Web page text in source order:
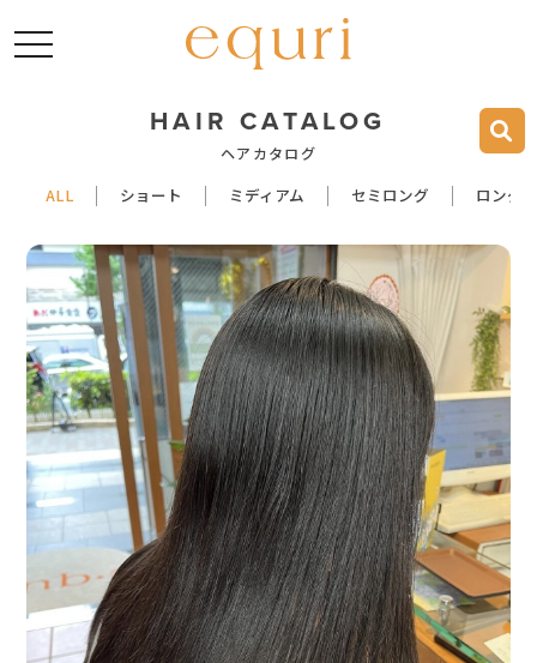
toggle navigation
HAIR CATALOG
ヘアカタログ
ALL ショート ミディアム セミロング ロング